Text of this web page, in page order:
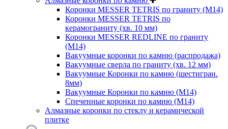
Коронки MESSER TETRIS по граниту (М14)
Коронки MESSER TETRIS по
керамограниту (хв. 10 мм)
Коронки MESSER REDLINE по граниту
(М14)
Вакуумные коронки по камню (распродажа)
Вакуумные сверла по граниту (хв. 12 мм)
Вакуумные Коронки по камню (шестигран.
8мм)
Вакуумные Коронки по камню (M14)
Спеченные коронки по камню (M14)
Алмазные коронки по стеклу и керамической
плитке